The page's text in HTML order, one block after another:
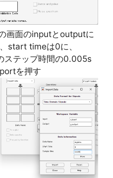
面のinputとoutputに
start timeは0に、
ステップ時間の0.005s
を押す